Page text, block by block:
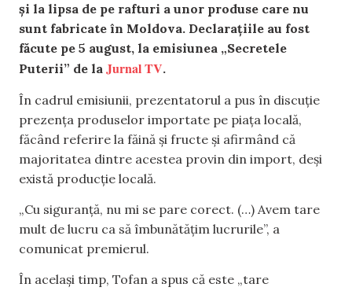
și la lipsa de pe rafturi a unor produse care nu
sunt fabricate în Moldova. Declarațiile au fost
făcute pe 5 august, la emisiunea „Secretele
Puterii” de la Jurnal TV.
În cadrul emisiunii, prezentatorul a pus în discuție
prezența produselor importate pe piața locală,
făcând referire la făină și fructe și afirmând că
majoritatea dintre acestea provin din import, deși
există producție locală.
„Cu siguranță, nu mi se pare corect. (…) Avem tare
mult de lucru ca să îmbunătățim lucrurile”, a
comunicat premierul.
În același timp, Tofan a spus că este „tare